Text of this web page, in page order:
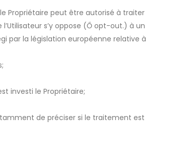
Propriétaire peut être autorisé à traiter
s’y oppose (Ő opt-out.) à un
par la législation européenne relative à
investi le Propriétaire;
de préciser si le traitement est